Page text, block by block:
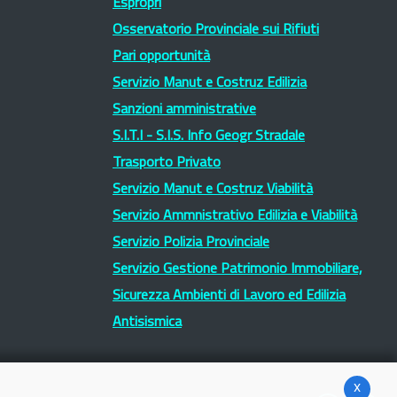
Espropri
Osservatorio Provinciale sui Rifiuti
Pari opportunità
Servizio Manut e Costruz Edilizia
Sanzioni amministrative
S.I.T.I - S.I.S. Info Geogr Stradale
Trasporto Privato
Servizio Manut e Costruz Viabilità
Servizio Ammnistrativo Edilizia e Viabilità
Servizio Polizia Provinciale
Servizio Gestione Patrimonio Immobiliare,
Sicurezza Ambienti di Lavoro ed Edilizia
Antisismica
x